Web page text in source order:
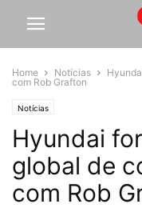
Home Notícias
com Rob Grafton
Notícias
Hyundai
global de
com Rob